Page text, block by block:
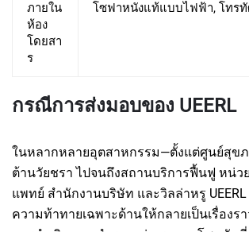
ภายใน
ห้อง
โดยสา
ร
โซฟาหนังแท้แบบไฟฟ้า, โทรทั
กรณีการส่งมอบของ UEERL
ในหลากหลายอุตสาหกรรม—ตั้งแต่ศูนย์สุข
ต้านวัยชรา ไปจนถึงสถานบริการฟื้นฟู หน่ว
แพทย์ สำนักงานบริษัท และวิลล่าหรู
ความท้าทายเฉพาะด้านให้กลายเป็นเรื่องร